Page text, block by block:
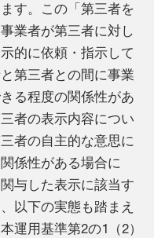
す。この「第三者を
業者が第三者に対し
的に依頼・指示して
第三者との間に事業
る程度の関係性があ
者の表示内容につい
者の自主的な意思に
係性がある場合に
与した表示に該当す
以下の実態も踏まえ
運用基準第2の1（2）